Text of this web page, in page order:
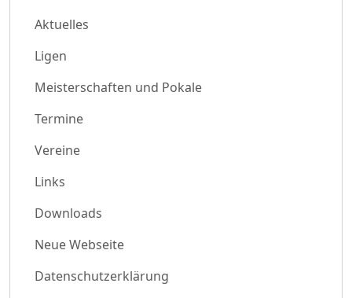
Aktuelles
Ligen
Meisterschaften und Pokale
Termine
Vereine
Links
Downloads
Neue Webseite
Datenschutzerklärung